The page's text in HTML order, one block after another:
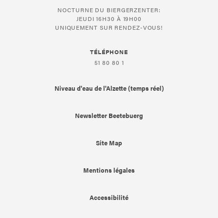
NOCTURNE DU BIERGERZENTER:
JEUDI 16H30 À 19H00
UNIQUEMENT SUR RENDEZ-VOUS!
TÉLÉPHONE
51 80 80 1
Niveau d'eau de l'Alzette (temps réel)
Newsletter Beetebuerg
Site Map
Mentions légales
Accessibilité